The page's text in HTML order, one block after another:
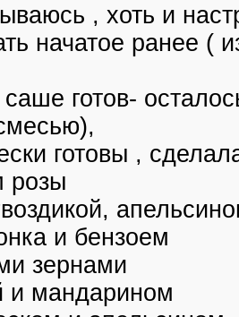
, хоть и
начатое ранее (
готов-
готовы ,
розы
и бензоем
зернами
и мандарином